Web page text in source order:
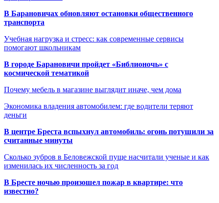
В Барановичах обновляют остановки общественного
транспорта
Учебная нагрузка и стресс: как современные сервисы
помогают школьникам
В городе Барановичи пройдет «Библионочь» с
космической тематикой
Почему мебель в магазине выглядит иначе, чем дома
Экономика владения автомобилем: где водители теряют
деньги
В центре Бреста вспыхнул автомобиль: огонь потушили за
считанные минуты
Сколько зубров в Беловежской пуще насчитали ученые и как
изменилась их численность за год
В Бресте ночью произошел пожар в квартире: что
известно?